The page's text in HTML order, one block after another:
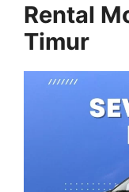
Rental
Timur